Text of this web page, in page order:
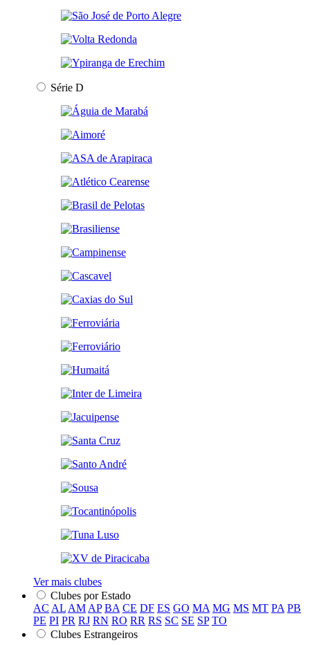
Série D
Ver mais clubes
Clubes por Estado
AC AL AM AP BA CE DF ES GO MA MG MS MT PA PB
PE PI PR RJ RN RO RR RS SC SE SP TO
Clubes Estrangeiros